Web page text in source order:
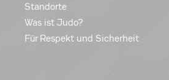
Standorte
Was ist Judo?
Für Respekt und Sicherheit